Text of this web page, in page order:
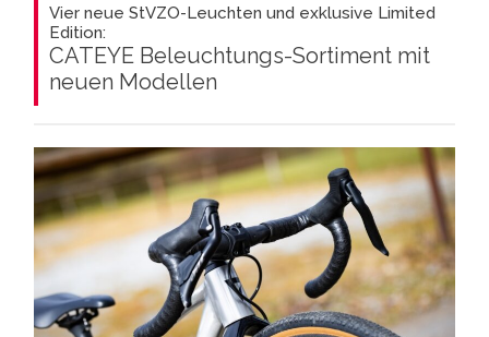
Vier neue StVZO-Leuchten und exklusive Limited
Edition:
CATEYE Beleuchtungs-Sortiment mit
neuen Modellen